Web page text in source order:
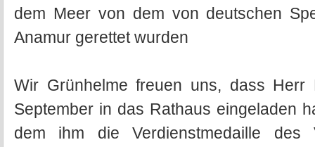
dem Meer von dem von deutschen
Anamur gerettet wurden
Wir Grünhelme freuen uns, dass
September in das Rathaus eingeladen
dem ihm die Verdienstmedaille des